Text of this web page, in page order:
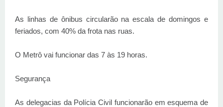
As linhas de ônibus circularão na escala de domingos e
feriados, com 40% da frota nas ruas.
O Metrô vai funcionar das 7 às 19 horas.
Segurança
As delegacias da Polícia Civil funcionarão em esquema de